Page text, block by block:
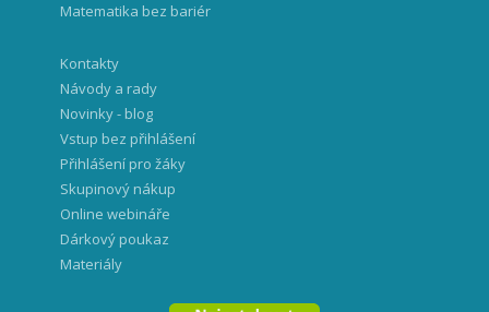
Matematika bez bariér
Kontakty
Návody a rady
Novinky - blog
Vstup bez přihlášení
Přihlášení pro žáky
Skupinový nákup
Online webináře
Dárkový poukaz
Materiály